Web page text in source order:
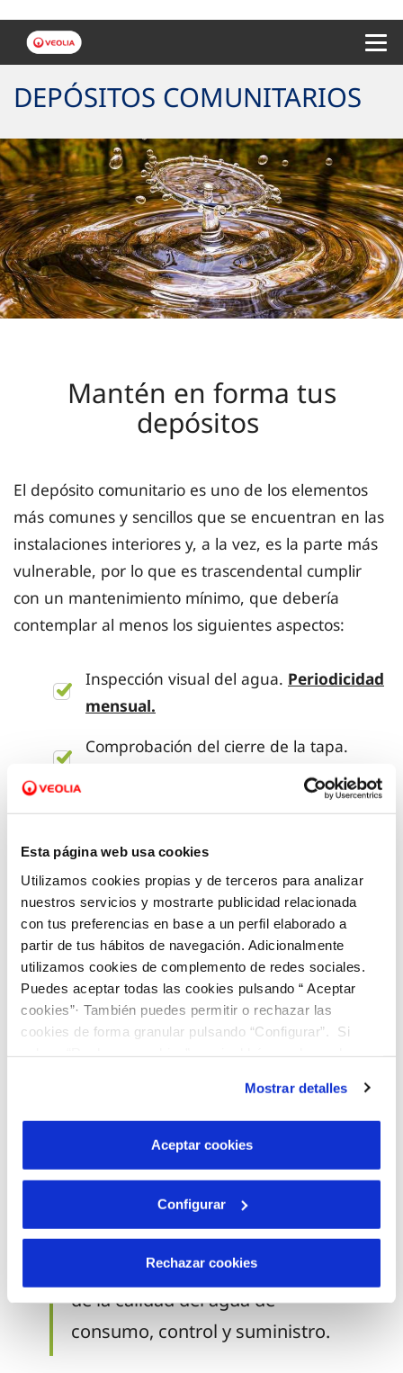
Esta página web usa cookies
Utilizamos cookies propias y de terceros para analizar
nuestros servicios y mostrarte publicidad relacionada
con tus preferencias en base a un perfil elaborado a
partir de tus hábitos de navegación. Adicionalmente
utilizamos cookies de complemento de redes sociales.
Puedes aceptar todas las cookies pulsando “ Aceptar
cookies”· También puedes permitir o rechazar las
cookies de forma granular pulsando “Configurar”. Si
son indispensables para que el sitio web funcione y que
por tanto no se pueden desactivar. Puedes consultar
más información en nuestraPolítica de Cookies
Mostrar detalles
Aceptar cookies
Configurar
Rechazar cookies
DEPÓSITOS COMUNITARIOS
Mantén en forma tus
depósitos
El depósito comunitario es uno de los elementos
más comunes y sencillos que se encuentran en las
instalaciones interiores y, a la vez, es la parte más
vulnerable, por lo que es trascendental cumplir
con un mantenimiento mínimo, que debería
contemplar al menos los siguientes aspectos:
Inspección visual del agua. Periodicidad
mensual.
Comprobación del cierre de la tapa.
Limpieza y desinfección.Periodicidad
Comprobación del funcionamiento de los
elementos de cierre y aislamiento:
válvula flotador y válvulas de aislamiento
o desagüe.Periodicidad anual.
Laresponsabilidad del
mantenimiento de los
depósitos domiciliarios
de los mismos, según
establece el art. 11 aptdo. 4 del
Real Decreto 3/2023, de 10 de
enero, por el que se establecen
los criterios técnico-sanitarios
de la calidad del agua de
consumo, control y suministro.